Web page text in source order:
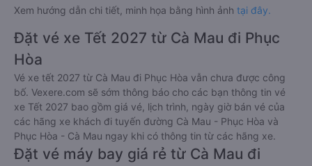
Xem hướng dẫn chi tiết, minh họa bằng hình ảnh tại đây.
Đặt vé xe Tết 2027 từ Cà Mau đi Phục
Hòa
Vé xe tết 2027 từ Cà Mau đi Phục Hòa vẫn chưa được công
bố. Vexere.com sẽ sớm thông báo cho các bạn thông tin vé
xe Tết 2027 bao gồm giá vé, lịch trình, ngày giờ bán vé của
các hãng xe khách đi tuyến đường Cà Mau - Phục Hòa và
Phục Hòa - Cà Mau ngay khi có thông tin từ các hãng xe.
Đặt vé máy bay giá rẻ từ Cà Mau đi